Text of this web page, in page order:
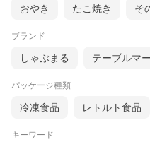
おやき たこ焼き そ
ブランド
しゃぶまる テーブルマ
パッケージ種類
冷凍食品 レトルト食品
キーワード